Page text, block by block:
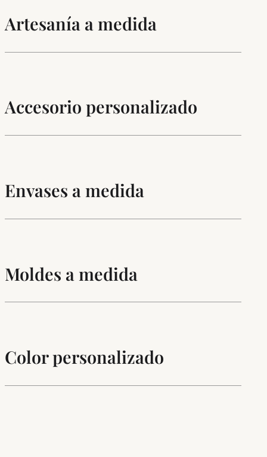
Artesanía a medida
Accesorio personalizado
Envases a medida
Moldes a medida
Color personalizado